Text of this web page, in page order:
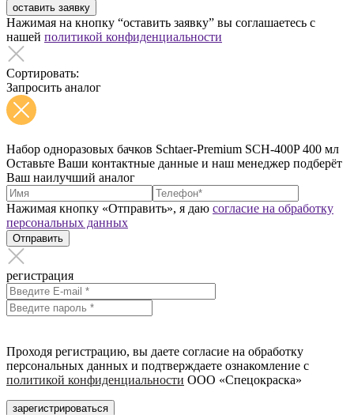
оставить заявку
Нажимая на кнопку “оставить заявку” вы соглашаетесь с
нашей политикой конфиденциальности
Сортировать:
Запросить аналог
Набор одноразовых бачков Schtaer-Premium SCH-400P 400 мл
Оставьте Ваши контактные данные и наш менеджер подберёт
Ваш наилучший аналог
Нажимая кнопку «Отправить», я даю согласие на обработку
персональных данных
Отправить
регистрация
Проходя регистрацию, вы даете согласие на обработку
персональных данных и подтверждаете ознакомление с
политикой конфиденциальности ООО «Спецокраска»
зарегистрироваться